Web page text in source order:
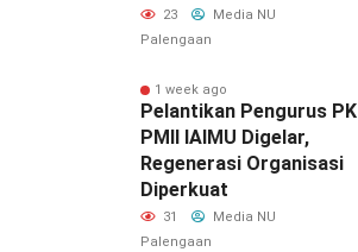
23
Media NU
Palengaan
1 week ago
Pelantikan Pengurus PK
PMII IAIMU Digelar,
Regenerasi Organisasi
Diperkuat
31
Media NU
Palengaan